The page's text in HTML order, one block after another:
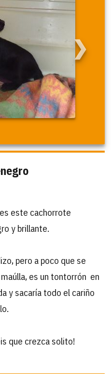
❯
este cachorrote
y brillante.
pero a poco que se
es un tontorrón en
y sacaría todo el cariño
que crezca solito!